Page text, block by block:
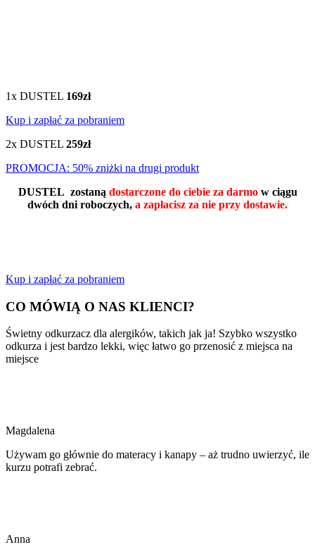
1x DUSTEL 169zł
Kup i zapłać za pobraniem
2x DUSTEL 259zł
PROMOCJA: 50% zniżki na drugi produkt
DUSTEL zostaną dostarczone do ciebie za darmo w ciągu
dwóch dni roboczych, a zapłacisz za nie przy dostawie.
Kup i zapłać za pobraniem
CO MÓWIĄ O NAS KLIENCI?
Świetny odkurzacz dla alergików, takich jak ja! Szybko wszystko
odkurza i jest bardzo lekki, więc łatwo go przenosić z miejsca na
miejsce
Magdalena
Używam go głównie do materacy i kanapy – aż trudno uwierzyć, ile
kurzu potrafi zebrać.
Anna